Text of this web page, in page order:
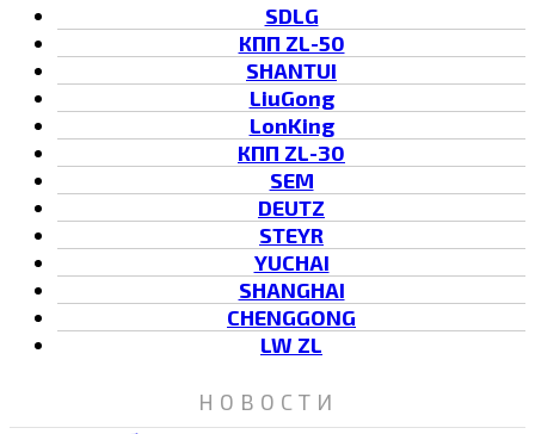
SDLG
КПП ZL-50
SHANTUI
LiuGong
LonKing
КПП ZL-30
SEM
DEUTZ
STEYR
YUCHAI
SHANGHAI
CHENGGONG
LW ZL
НОВОСТИ